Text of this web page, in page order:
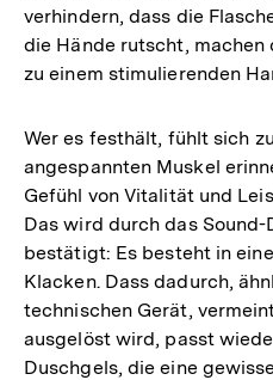
verhindern, dass die
die Hände rutscht,
zu einem stimulierenden
Wer es festhält, fühlt sich
angespannten Muskel
Gefühl von Vitalität und
Das wird durch das
bestätigt: Es besteht in
Klacken. Dass dadurch,
technischen Gerät,
ausgelöst wird, passt
Duschgels, die eine